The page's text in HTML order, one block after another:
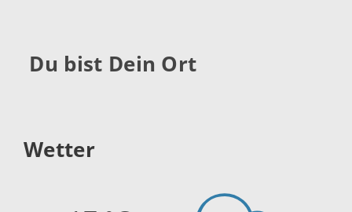
Du bist Dein Ort
Wetter